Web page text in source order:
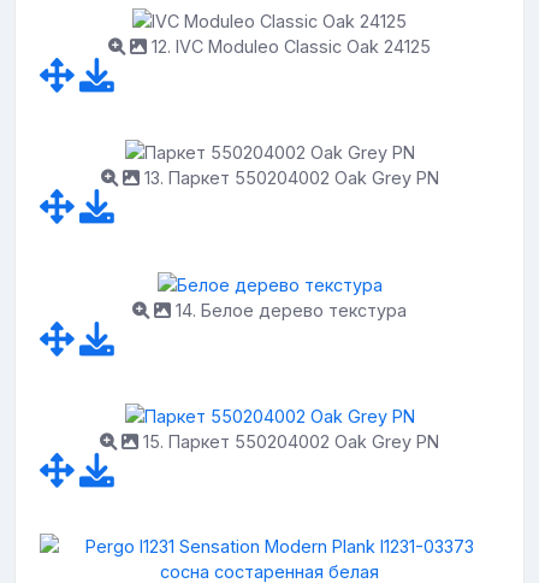
12. IVС Moduleo Classic Oak 24125
13. Паркет 550204002 Oak Grey PN
14. Белое дерево текстура
15. Паркет 550204002 Oak Grey PN